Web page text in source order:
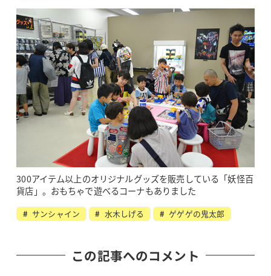
300アイテム以上のオリジナルグッズを販売している「妖怪百
貨店」。おもちゃで遊べるコーナもありました
サンシャイン 水木しげる ゲゲゲの鬼太郎
この記事へのコメント